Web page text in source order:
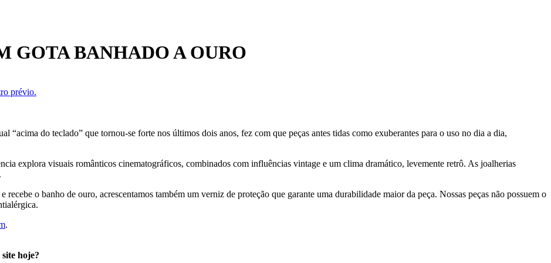
GOTA BANHADO A OURO
prévio.
“acima do teclado” que tornou-se forte nos últimos dois anos, fez com que peças antes tidas como exuberantes para o uso no dia a dia,
explora visuais românticos cinematográficos, combinados com influências vintage e um clima dramático, levemente retrô. As joalherias
o banho de ouro, acrescentamos também um verniz de proteção que garante uma durabilidade maior da peça. Nossas peças não possuem o
.
hoje?